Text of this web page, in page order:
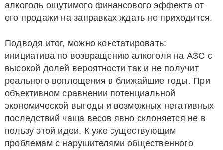
алкоголь ощутимого финансового эффекта от
его продажи на заправках ждать не приходится.
Подводя итог, можно констатировать:
инициатива по возвращению алкоголя на АЗС с
высокой долей вероятности так и не получит
реального воплощения в ближайшие годы. При
объективном сравнении потенциальной
экономической выгоды и возможных негативных
последствий чаша весов явно склоняется не в
пользу этой идеи. К уже существующим
проблемам с нарушителями общественного